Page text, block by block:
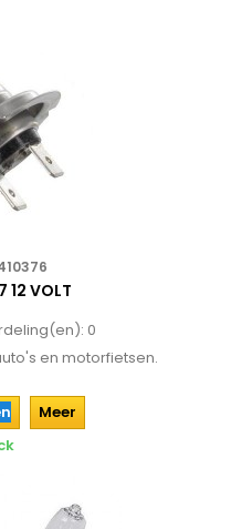
12 VOLT
0
en motorfietsen.
Meer